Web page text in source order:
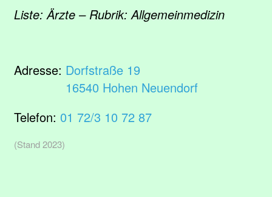
Liste: Ärzte – Rubrik: Allgemeinmedizin
Adresse: Dorfstraße 19
16540 Hohen Neuendorf
Telefon: 01 72/3 10 72 87
(Stand 2023)